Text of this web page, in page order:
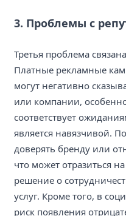
3. Проблемы с
Третья проблема
Платные рекламные
могут негативно
или компании,
соответствует
является навязчивой.
доверять бренду или
что может отразиться
решение о
услуг. Кроме того, в
риск появления